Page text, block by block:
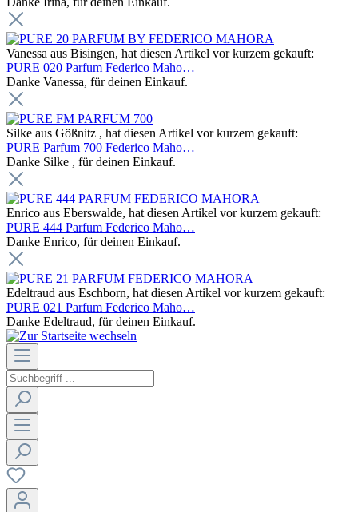
Vanessa aus Bisingen, hat diesen Artikel vor kurzem gekauft:
PURE 020 Parfum Federico Maho…
Danke Vanessa, für deinen Einkauf.
Silke aus Gößnitz , hat diesen Artikel vor kurzem gekauft:
PURE Parfum 700 Federico Maho…
Danke Silke , für deinen Einkauf.
Enrico aus Eberswalde, hat diesen Artikel vor kurzem gekauft:
PURE 444 Parfum Federico Maho…
Danke Enrico, für deinen Einkauf.
Edeltraud aus Eschborn, hat diesen Artikel vor kurzem gekauft:
PURE 021 Parfum Federico Maho…
Danke Edeltraud, für deinen Einkauf.